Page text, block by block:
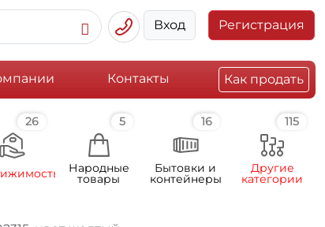
Вход Регистрация
Контакты Как продать
26 5
Народные
товары
16
Бытовки и
контейнеры
115
Другие
категории